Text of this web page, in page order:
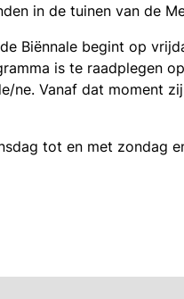
in de tuinen van de
Biënnale begint op
is te raadplegen
ne. Vanaf dat moment
tot en met zondag